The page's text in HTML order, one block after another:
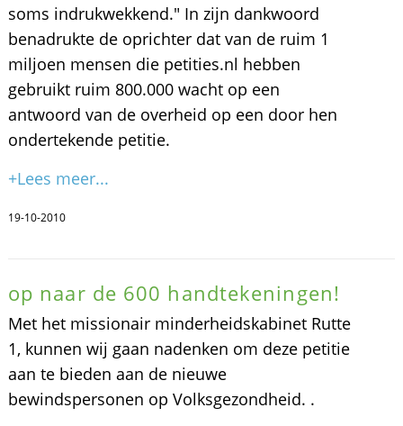
soms indrukwekkend." In zijn dankwoord
benadrukte de oprichter dat van de ruim 1
miljoen mensen die petities.nl hebben
gebruikt ruim 800.000 wacht op een
antwoord van de overheid op een door hen
ondertekende petitie.
+Lees meer...
19-10-2010
op naar de 600 handtekeningen!
Met het missionair minderheidskabinet Rutte
1, kunnen wij gaan nadenken om deze petitie
aan te bieden aan de nieuwe
bewindspersonen op Volksgezondheid. .